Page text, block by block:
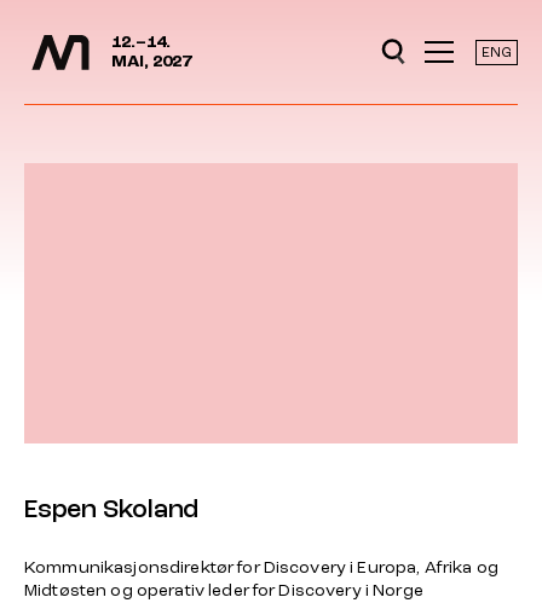
Hopp til hovedinnhold
12.–14.
MAI, 2027
ENG
Espen Skoland
Kommunikasjonsdirektør for Discovery i Europa, Afrika og
Midtøsten og operativ leder for Discovery i Norge